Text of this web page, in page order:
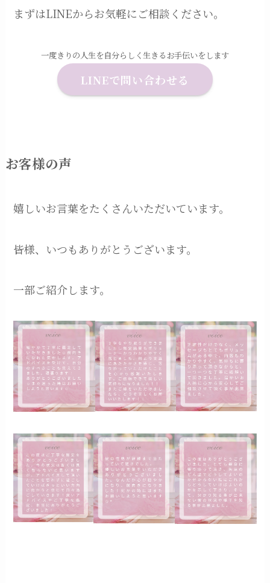
まずはLINEからお気軽にご相談ください。
一度きりの人生を自分らしく生きるお手伝いをします
LINEで問い合わせる
お客様の声
嬉しいお言葉をたくさんいただいています。
皆様、いつもありがとうございます。
一部ご紹介します。